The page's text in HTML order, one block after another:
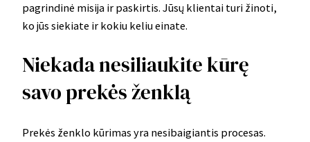
pagrindinė misija ir paskirtis. Jūsų klientai turi žinoti,
ko jūs siekiate ir kokiu keliu einate.
Niekada nesiliaukite kūrę
savo prekės ženklą
Prekės ženklo kūrimas yra nesibaigiantis procesas.